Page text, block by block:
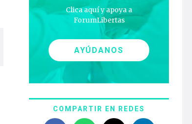
Clica aquí y apoya a
ForumLibertas
AYÚDANOS
COMPARTIR EN REDES